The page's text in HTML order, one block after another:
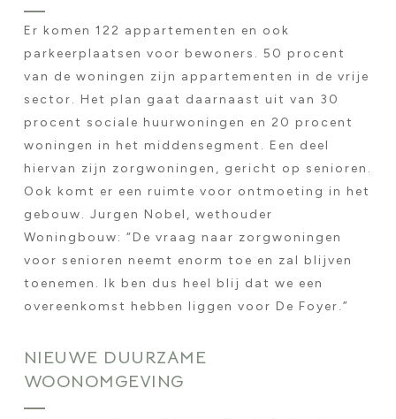
Er komen 122 appartementen en ook
parkeerplaatsen voor bewoners. 50 procent
van de woningen zijn appartementen in de vrije
sector. Het plan gaat daarnaast uit van 30
procent sociale huurwoningen en 20 procent
woningen in het middensegment. Een deel
hiervan zijn zorgwoningen, gericht op senioren.
Ook komt er een ruimte voor ontmoeting in het
gebouw. Jurgen Nobel, wethouder
Woningbouw: “De vraag naar zorgwoningen
voor senioren neemt enorm toe en zal blijven
toenemen. Ik ben dus heel blij dat we een
overeenkomst hebben liggen voor De Foyer.”
NIEUWE DUURZAME
WOONOMGEVING